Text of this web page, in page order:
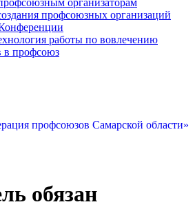
профсоюзных организаций
работы по вовлечению
в профсоюз
профсоюзов Самарской области»
обязан